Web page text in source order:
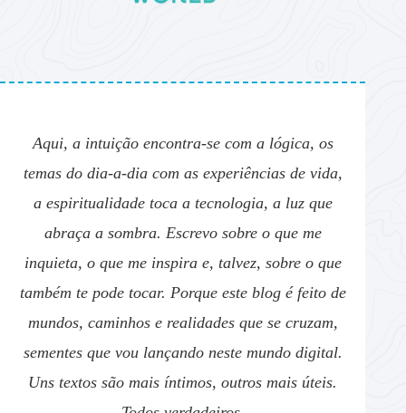
Aqui, a intuição encontra-se com a lógica, os
temas do dia-a-dia com as experiências de vida,
a espiritualidade toca a tecnologia, a luz que
abraça a sombra. Escrevo sobre o que me
inquieta, o que me inspira e, talvez, sobre o que
também te pode tocar. Porque este blog é feito de
mundos, caminhos e realidades que se cruzam,
sementes que vou lançando neste mundo digital.
Uns textos são mais íntimos, outros mais úteis.